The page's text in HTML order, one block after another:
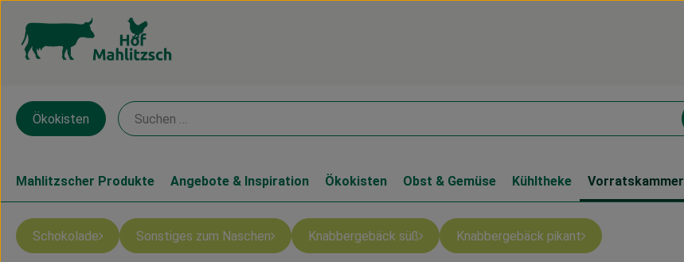
Ökokisten
Mahlitzscher Produkte Angebote & Inspiration Ökokisten Obst & Gemüse Kühltheke Vorratskammer
Schokolade Sonstiges zum Naschen Knabbergebäck süß Knabbergebäck pikant